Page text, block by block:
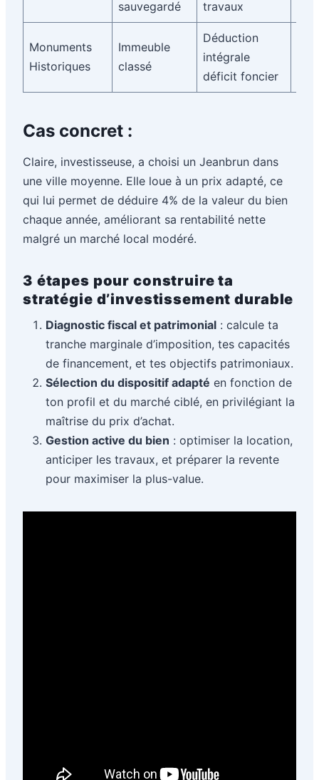
sauvegardé travaux
Monuments
Historiques
Immeuble
classé
Déduction
intégrale
déficit foncier
Cas concret :
Claire, investisseuse, a choisi un Jeanbrun dans
une ville moyenne. Elle loue à un prix adapté, ce
qui lui permet de déduire 4% de la valeur du bien
chaque année, améliorant sa rentabilité nette
malgré un marché local modéré.
3 étapes pour construire ta
stratégie d’investissement durable
Diagnostic fiscal et patrimonial : calcule ta
tranche marginale d’imposition, tes capacités
de financement, et tes objectifs patrimoniaux.
Sélection du dispositif adapté en fonction de
ton profil et du marché ciblé, en privilégiant la
maîtrise du prix d’achat.
Gestion active du bien : optimiser la location,
anticiper les travaux, et préparer la revente
pour maximiser la plus-value.